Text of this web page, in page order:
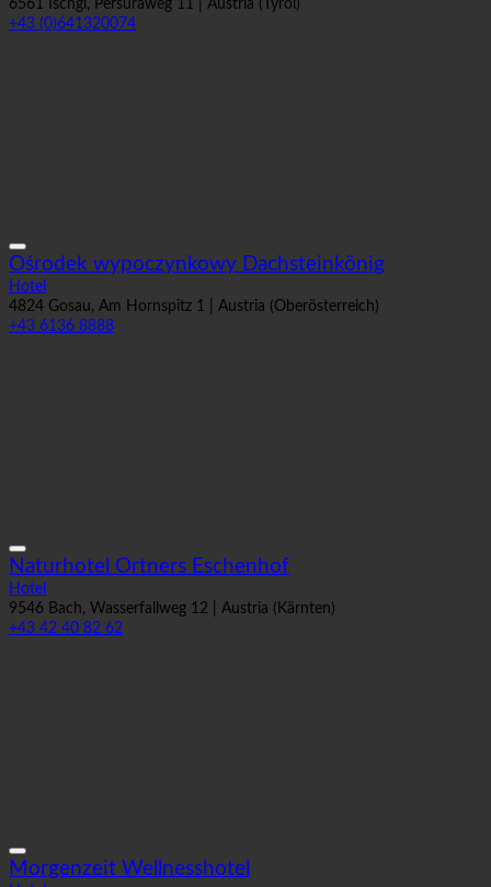
+43 (0)641320074
Ośrodek wypoczynkowy Dachsteinkönig
Hotel
4824 Gosau, Am Hornspitz 1 | Austria (Oberösterreich)
+43 6136 8888
Naturhotel Ortners Eschenhof
Hotel
9546 Bach, Wasserfallweg 12 | Austria (Kärnten)
+43 42 40 82 62
Morgenzeit Wellnesshotel
Hotel